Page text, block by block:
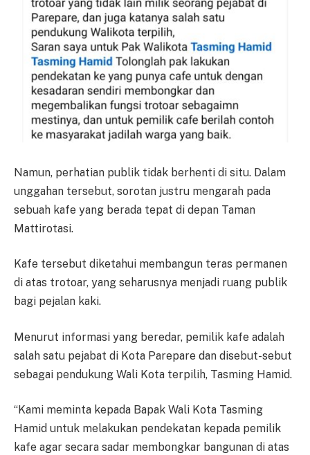
Namun, perhatian publik tidak berhenti di situ. Dalam
unggahan tersebut, sorotan justru mengarah pada
sebuah kafe yang berada tepat di depan Taman
Mattirotasi.
Kafe tersebut diketahui membangun teras permanen
di atas trotoar, yang seharusnya menjadi ruang publik
bagi pejalan kaki.
Menurut informasi yang beredar, pemilik kafe adalah
salah satu pejabat di Kota Parepare dan disebut-sebut
sebagai pendukung Wali Kota terpilih, Tasming Hamid.
“Kami meminta kepada Bapak Wali Kota Tasming
Hamid untuk melakukan pendekatan kepada pemilik
kafe agar secara sadar membongkar bangunan di atas